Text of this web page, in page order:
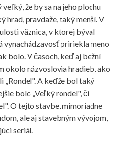
že by sa na jeho plochu
hrad, pravdaže, taký menší. V
väznica, v ktorej býval
vynachádzavosť pririekla meno
bolo. V časoch, keď aj bežní
okolo názvoslovia hradieb, ako
„Rondel". A keďže bol taký
bolo „Veľký rondel", či
O tejto stavbe, mimoriadne
ale aj stavebným vývojom,
seriál.